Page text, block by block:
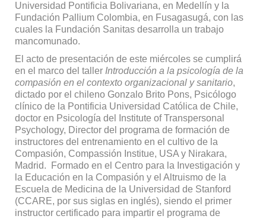
Universidad Pontificia Bolivariana, en Medellín y la
Fundación Pallium Colombia, en Fusagasugá, con las
cuales la Fundación Sanitas desarrolla un trabajo
mancomunado.
El acto de presentación de este miércoles se cumplirá
en el marco del taller Introducción a la psicología de la
compasión en el contexto organizacional y sanitario,
dictado por el chileno Gonzalo Brito Pons, Psicólogo
clínico de la Pontificia Universidad Católica de Chile,
doctor en Psicología del Institute of Transpersonal
Psychology, Director del programa de formación de
instructores del entrenamiento en el cultivo de la
Compasión, Compassión Institue, USA y Nirakara,
Madrid. Formado en el Centro para la Investigación y
la Educación en la Compasión y el Altruismo de la
Escuela de Medicina de la Universidad de Stanford
(CCARE, por sus siglas en inglés), siendo el primer
instructor certificado para impartir el programa de